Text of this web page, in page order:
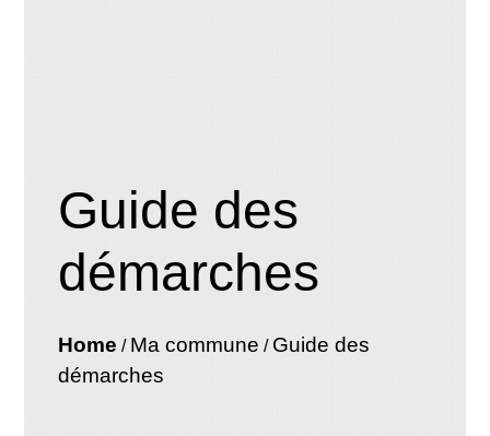
Guide des
démarches
Home / Ma commune / Guide des
démarches